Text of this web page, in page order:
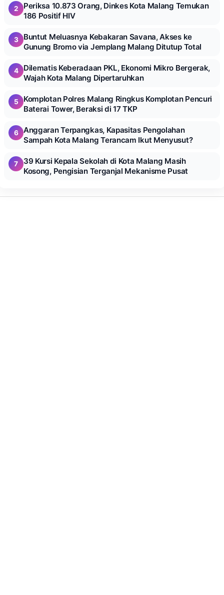
2
Periksa 10.873 Orang, Dinkes Kota Malang Temukan
186 Positif HIV
3
Buntut Meluasnya Kebakaran Savana, Akses ke
Gunung Bromo via Jemplang Malang Ditutup Total
4
Dilematis Keberadaan PKL, Ekonomi Mikro Bergerak,
Wajah Kota Malang Dipertaruhkan
5
Komplotan Polres Malang Ringkus Komplotan Pencuri
Baterai Tower, Beraksi di 17 TKP
6
Anggaran Terpangkas, Kapasitas Pengolahan
Sampah Kota Malang Terancam Ikut Menyusut?
7
39 Kursi Kepala Sekolah di Kota Malang Masih
Kosong, Pengisian Terganjal Mekanisme Pusat